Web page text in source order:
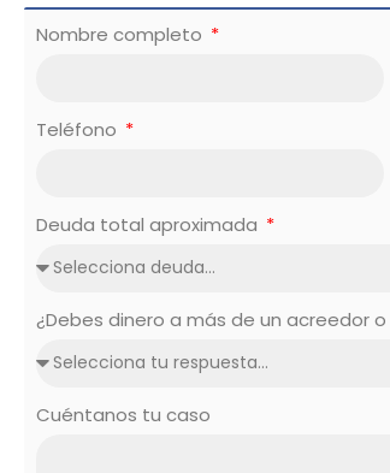
Nombre completo
Teléfono
Deuda total aproximada
¿Debes dinero a más de un acreedor
Cuéntanos tu caso